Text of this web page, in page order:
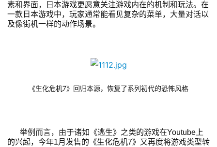
素和界面，日本游戏更愿意关注游戏内在的机制和玩法。在
一款日本游戏中，玩家通常能看见复杂的菜单，大量对话以
及像街机一样的动作场景。
《生化危机7》回归本源，恢复了系列初代的恐怖风格
举例而言，由于诸如《逃生》之类的游戏在Youtube上
的兴起，今年1月发售的《生化危机7》又再度将游戏类型转